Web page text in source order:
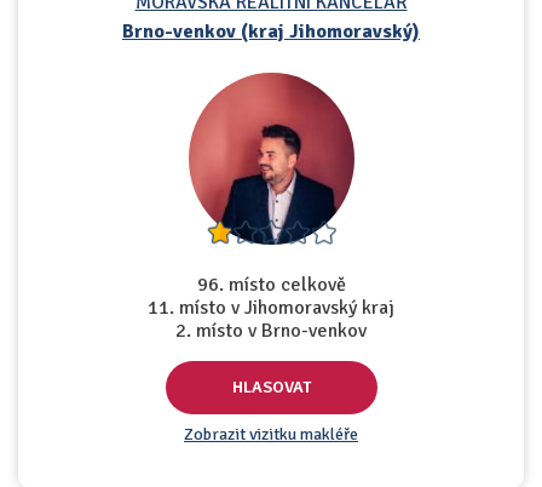
Brno-venkov (kraj Jihomoravský)
96. místo celkově
11. místo v Jihomoravský kraj
2. místo v Brno-venkov
HLASOVAT
Zobrazit vizitku makléře